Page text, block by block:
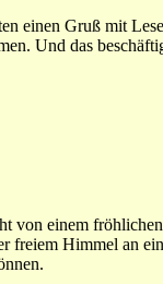
einen Gruß mit
Und das
von einem
freiem Himmel an